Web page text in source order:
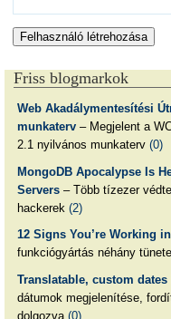
Friss blogmarkok
Web Akadálymentesítési
munkaterv– Megjelent a
2.1 nyilvános munkaterv (0)
MongoDB Apocalypse Is
Servers– Több tízezer
hackerek (2)
12 Signs You’re Working
funkciógyártás néhány tünete
Translatable, custom
dátumok megjelenítése,
dolgozva (0)